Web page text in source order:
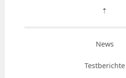
⇡
News
Testberichte